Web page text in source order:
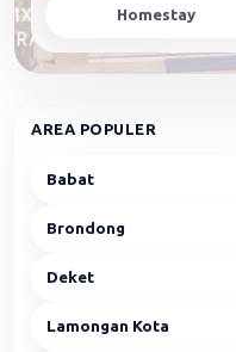
Homestay
AREA POPULER
Babat
Brondong
Deket
Lamongan Kota